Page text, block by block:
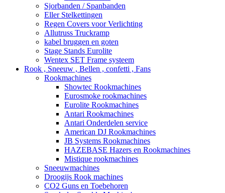
Sjorbanden / Spanbanden
Eller Stelkettingen
Regen Covers voor Verlichting
Allutruss Truckramp
kabel bruggen en goten
Stage Stands Eurolite
Wentex SET Frame systeem
Rook , Sneeuw , Bellen , confetti , Fans
Rookmachines
Showtec Rookmachines
Eurosmoke rookmachines
Eurolite Rookmachines
Antari Rookmachines
Antari Onderdelen service
American DJ Rookmachines
JB Systems Rookmachines
HAZEBASE Hazers en Rookmachines
Mistique rookmachines
Sneeuwmachines
Droogijs Rook machines
CO2 Guns en Toebehoren